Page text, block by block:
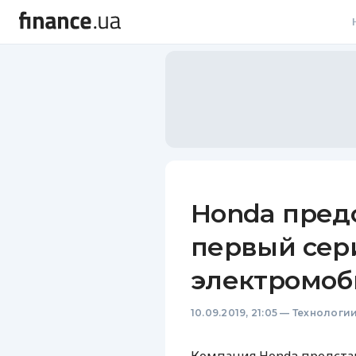
Honda
первый
10.09.2019, 21:05 —